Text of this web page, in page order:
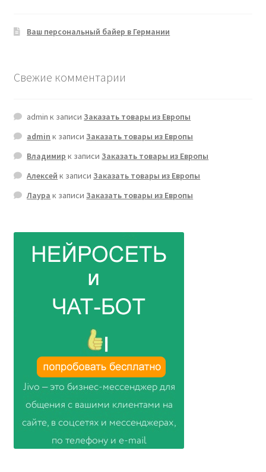
Ваш персональный байер в Германии
Свежие комментарии
admin к записиЗаказать товары из Европы
admin к записиЗаказать товары из Европы
Владимир к записиЗаказать товары из Европы
Алексей к записиЗаказать товары из Европы
Лаура к записиЗаказать товары из Европы